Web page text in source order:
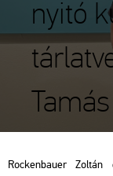
nyitó
Tamás
Rocken­ba­u­er Zol­tán